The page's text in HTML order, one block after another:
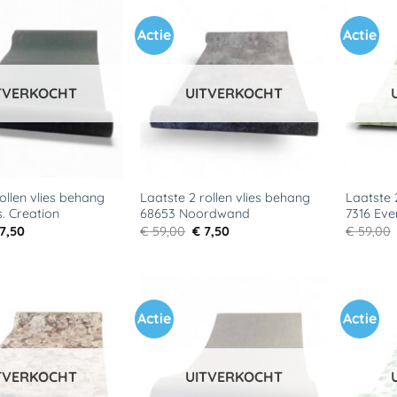
aan
verlanglijst
vlies behang
Creation
Huidige
Actie
Toevoegen
aan
verlanglijst
UITVERKOCHT
Laatste 2 rollen vlies behang
68653 Noordwand
€59,00 Oorspronkelijke
prijs
€ 7,50Huidige
Actie
Laatste
7316
€59,00
Toevoegen
aan
verlanglijst
Actie
verlanglijst
UITVERKOCHT
Actie